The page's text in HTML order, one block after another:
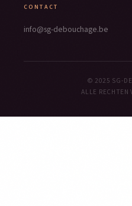
CONTACT
info@sg-debouchage.be
© 2025 SG-
ALLE RECHTEN